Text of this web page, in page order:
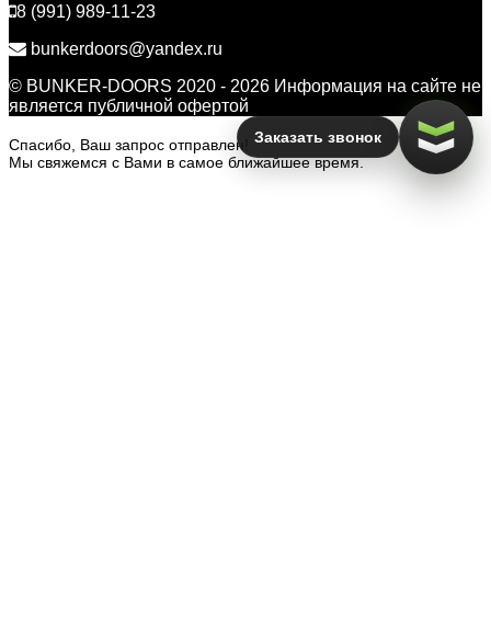
Заказать звонок
8 (991) 989-11-23
bunkerdoors@yandex.ru
© BUNKER-DOORS 2020 - 2026 Информация на сайте не
является публичной офертой
Спасибо, Ваш запрос отправлен!
Мы свяжемся с Вами в самое ближайшее время.